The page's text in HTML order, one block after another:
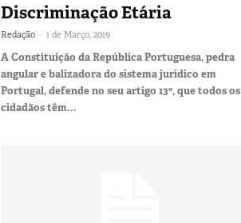
Discriminação Etária
Redação - 1 de Março, 2019
A Constituição da República Portuguesa, pedra
angular e balizadora do sistema jurídico em
Portugal, defende no seu artigo 13º, que todos os
cidadãos têm...